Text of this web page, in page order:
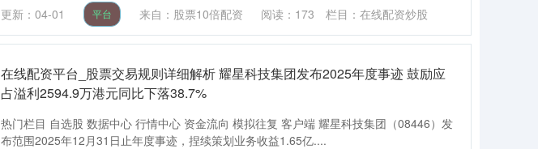
更新：04-01 平台 来自：股票10倍配资 阅读： 173 栏目：在线配资炒股
在线配资平台_股票交易规则详细解析 耀星科技集团发布2025年度事迹 鼓励应
占溢利2594.9万港元同比下落38.7%
热门栏目 自选股 数据中心 行情中心 资金流向 模拟往复 客户端 耀星科技集团（08446）发
布范围2025年12月31日止年度事迹，捏续策划业务收益1.65亿....